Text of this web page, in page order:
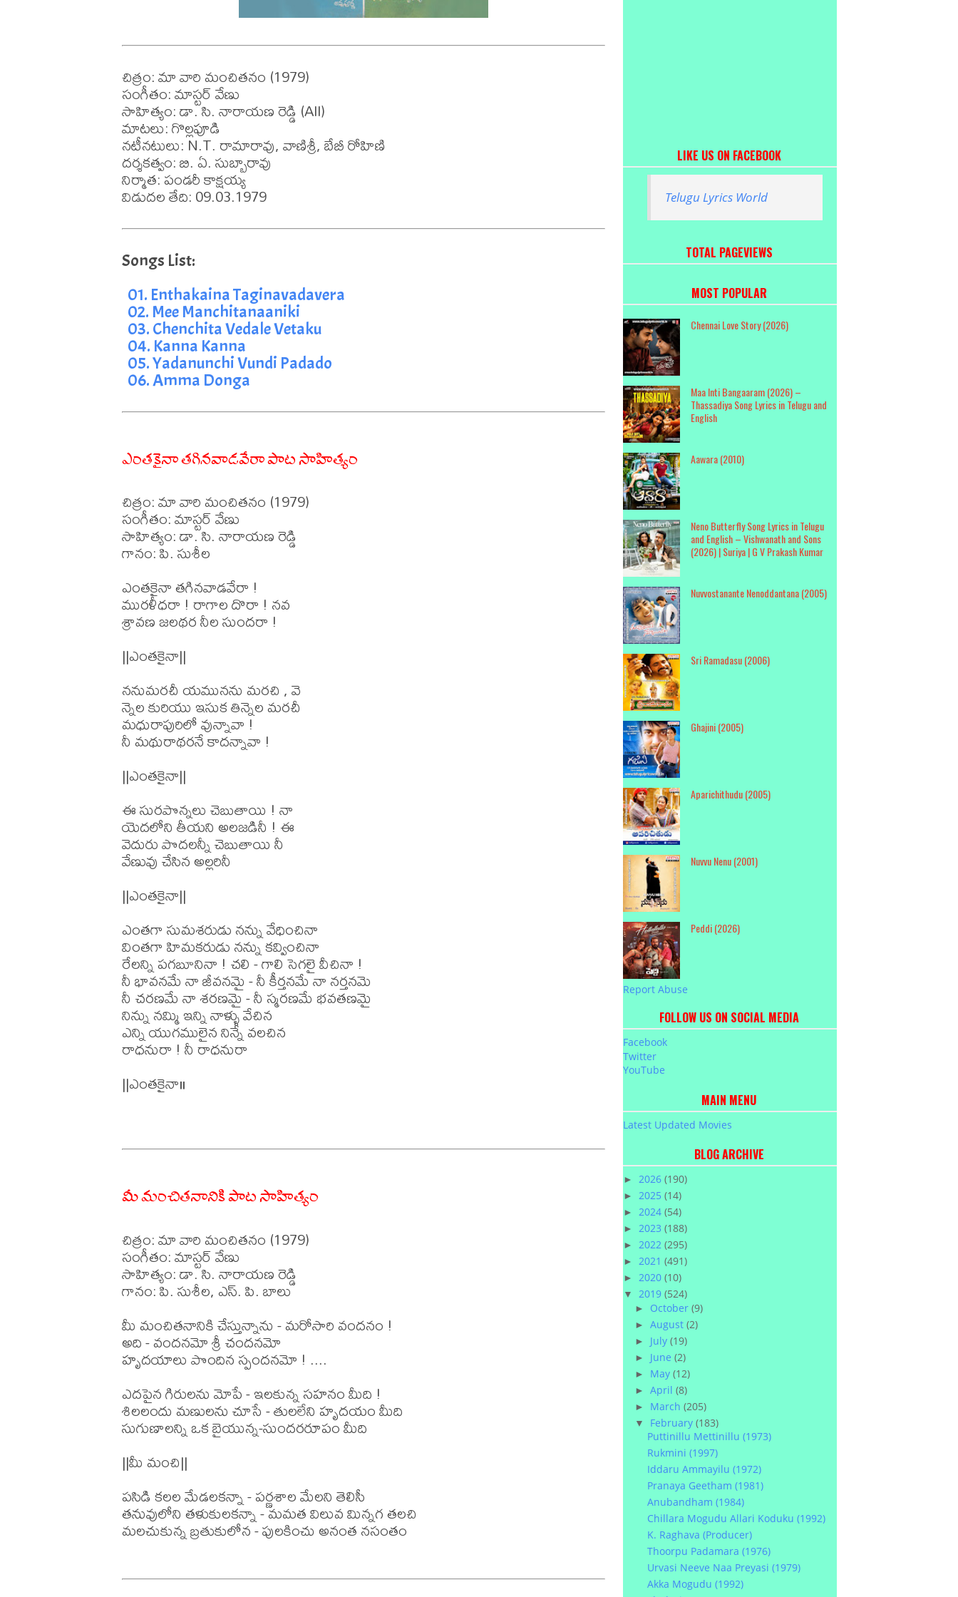
చిత్రం: మా వారి మంచితనం (1979)
సంగీతం: మాస్టర్ వేణు
సాహిత్యం: డా. సి. నారాయణ రెడ్డి (All)
మాటలు: గొల్లపూడి
నటీనటులు: N.T. రామారావు, వాణిశ్రీ, బేబీ రోహిణి
దర్శకత్వం: బి. ఏ. సుబ్బారావు
నిర్మాత: పండరీ కాక్షయ్య
విడుదల తేది: 09.03.1979
01. Enthakaina Taginavadavera
02. Mee Manchitanaaniki
03. Chenchita Vedale Vetaku
04. Kanna Kanna
05. Yadanunchi Vundi Padado
06. Amma Donga
ఎంతకైనా తగినవాడవేరా పాట సాహిత్యం
చిత్రం: మా వారి మంచితనం (1979)
సంగీతం: మాస్టర్ వేణు
సాహిత్యం: డా. సి. నారాయణ రెడ్డి
గానం: పి. సుశీల
ఎంతకైనా తగినవాడవేరా !
మురళీధరా ! రాగాల దొరా ! నవ
శ్రావణ జలథర నీల సుందరా !
||ఎంతకైనా||
ననుమరచీ యమునను మరచి , వె
న్నెల కురియు ఇసుక తిన్నెల మరచీ
మధురాపురిలో వున్నావా !
నీ మథురాథరనే కాదన్నావా !
||ఎంతకైనా||
ఈ సురపొన్నలు చెబుతాయి ! నా
యెదలోని తీయని అలజడినీ ! ఈ
వెదురు పొదలన్నీ చెబుతాయి నీ
వేణువు చేసిన అల్లరినీ
||ఎంతకైనా||
ఎంతగా సుమశరుడు నన్ను వేధించినా
వింతగా హిమకరుడు నన్ను కవ్వించినా
రేలన్ని పగబూనినా ! చలి - గాలి సెగలై వీచినా !
నీ భావనమే నా జీవనమై - నీ కీర్తనమే నా నర్తనమె
నీ చరణమే నా శరణమై - నీ స్మరణమే భవతణమై
నిన్ను నమ్మి ఇన్ని నాళ్ళు వేచిన
ఎన్ని యుగములైన నిన్నే వలచిన
రాధనురా ! నీ రాధనురా
||ఎంతకైనా॥
మీ మంచితనానికి పాట సాహిత్యం
చిత్రం: మా వారి మంచితనం (1979)
సంగీతం: మాస్టర్ వేణు
సాహిత్యం: డా. సి. నారాయణ రెడ్డి
గానం: పి. సుశీల, ఎస్. పి. బాలు
మీ మంచితనానికి చేస్తున్నాను - మరోసారి వందనం !
అది - వందనమో శ్రీ చందనమో
హృదయాలు పొందిన స్పందనమో ! ....
ఎదపైన గిరులను మోపే - ఇలకున్న సహనం మీది !
శిలలందు మణులను చూసే - తులలేని హృదయం మీది
సుగుణాలన్ని ఒక బైయున్న-సుందరరూపం మీది
||మీ మంచి||
పసిడి కలల మేడలకన్నా - పర్ణశాల మేలని తెలిసీ
తనువులోని తళుకులకన్నా - మమత విలువ మిన్నగ తలచి
మలచుకున్న బ్రతుకులోన - పులకించు అనంత నసంతం
LIKE US ON FACEBOOK
Telugu Lyrics World
TOTAL PAGEVIEWS
MOST POPULAR
Chennai Love Story (2026)
Maa Inti Bangaaram (2026) –
Thassadiya Song Lyrics in Telugu and
English
Aawara (2010)
Neno Butterfly Song Lyrics in Telugu
and English – Vishwanath and Sons
(2026) | Suriya | G V Prakash Kumar
Nuvvostanante Nenoddantana (2005)
Sri Ramadasu (2006)
Ghajini (2005)
Aparichithudu (2005)
Nuvvu Nenu (2001)
Peddi (2026)
Report Abuse
FOLLOW US ON SOCIAL MEDIA
Facebook
Twitter
YouTube
MAIN MENU
Latest Updated Movies
BLOG ARCHIVE
► 2026 (190)
► 2025 (14)
► 2024 (54)
► 2023 (188)
► 2022 (295)
► 2021 (491)
► 2020 (10)
▼ 2019 (524)
► October(9)
►August(2)
► July(19)
► June(2)
► May(12)
►April(8)
► March(205)
▼ February(183)
Puttinillu Mettinillu (1973)
Rukmini (1997)
Iddaru Ammayilu (1972)
Pranaya Geetham (1981)
Anubandham (1984)
Chillara Mogudu Allari Koduku (1992)
K. Raghava (Producer)
Thoorpu Padamara (1976)
Urvasi Neeve Naa Preyasi (1979)
Akka Mogudu (1992)